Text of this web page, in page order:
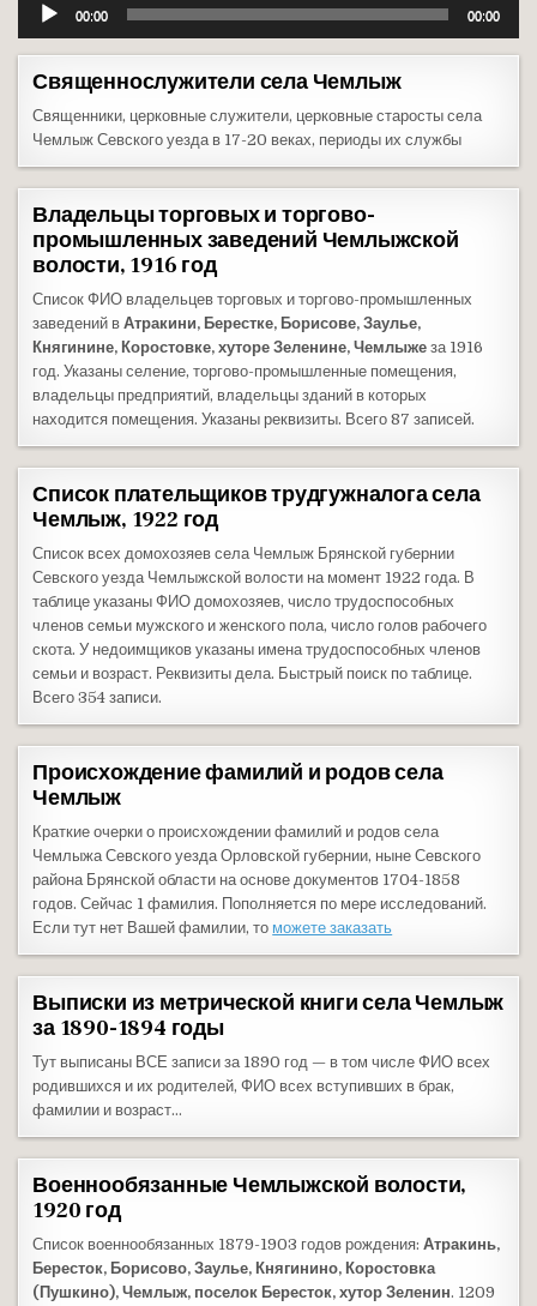
00:00 00:00
Священнослужители села Чемлыж
Священники, церковные служители, церковные старосты села
Чемлыж Севского уезда в 17-20 веках, периоды их службы
Владельцы торговых и торгово-
промышленных заведений Чемлыжской
волости, 1916 год
Список ФИО владельцев торговых и торгово-промышленных
заведений вАтракини, Берестке, Борисове, Заулье,
Княгинине, Коростовке, хуторе Зеленине, Чемлыже за 1916
год. Указаны селение, торгово-промышленные помещения,
владельцы предприятий, владельцы зданий в которых
находится помещения. Указаны реквизиты. Всего 87 записей.
Список плательщиков трудгужналога села
Чемлыж, 1922 год
Список всех домохозяев села Чемлыж Брянской губернии
Севского уезда Чемлыжской волости на момент 1922 года. В
таблице указаны ФИО домохозяев, число трудоспособных
членов семьи мужского и женского пола, число голов рабочего
скота. У недоимщиков указаны имена трудоспособных членов
семьи и возраст. Реквизиты дела. Быстрый поиск по таблице.
Всего 354 записи.
Происхождение фамилий и родов села
Чемлыж
Краткие очерки о происхождении фамилий и родов села
Чемлыжа Севского уезда Орловской губернии, ныне Севского
района Брянской области на основе документов 1704-1858
годов. Сейчас 1 фамилия. Пополняется по мере исследований.
Если тут нет Вашей фамилии, то можете заказать
Выписки из метрической книги села Чемлыж
за 1890-1894 годы
Тут выписаны ВСЕ записи за 1890 год — в том числе ФИО всех
родившихся и их родителей, ФИО всех вступивших в брак,
фамилии и возраст…
Военнообязанные Чемлыжской волости,
1920 год
Список военнообязанных 1879-1903 годов рождения:Атракинь,
Бересток, Борисово, Заулье, Княгинино, Коростовка
(Пушкино), Чемлыж, поселок Бересток, хутор Зеленин. 1209